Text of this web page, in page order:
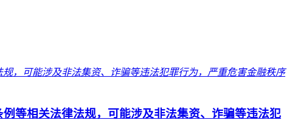
等相关法律法规，可能涉及非法集资、诈骗等违法犯